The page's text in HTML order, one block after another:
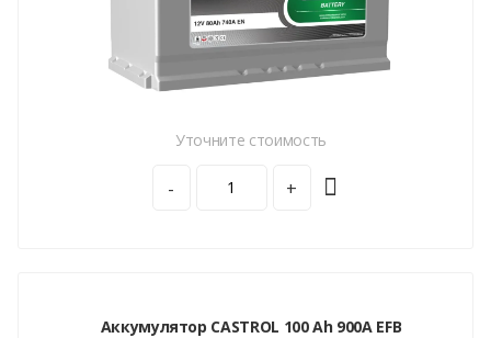
Уточните стоимость
- +
Аккумулятор CASTROL 100 Ah 900A EFB